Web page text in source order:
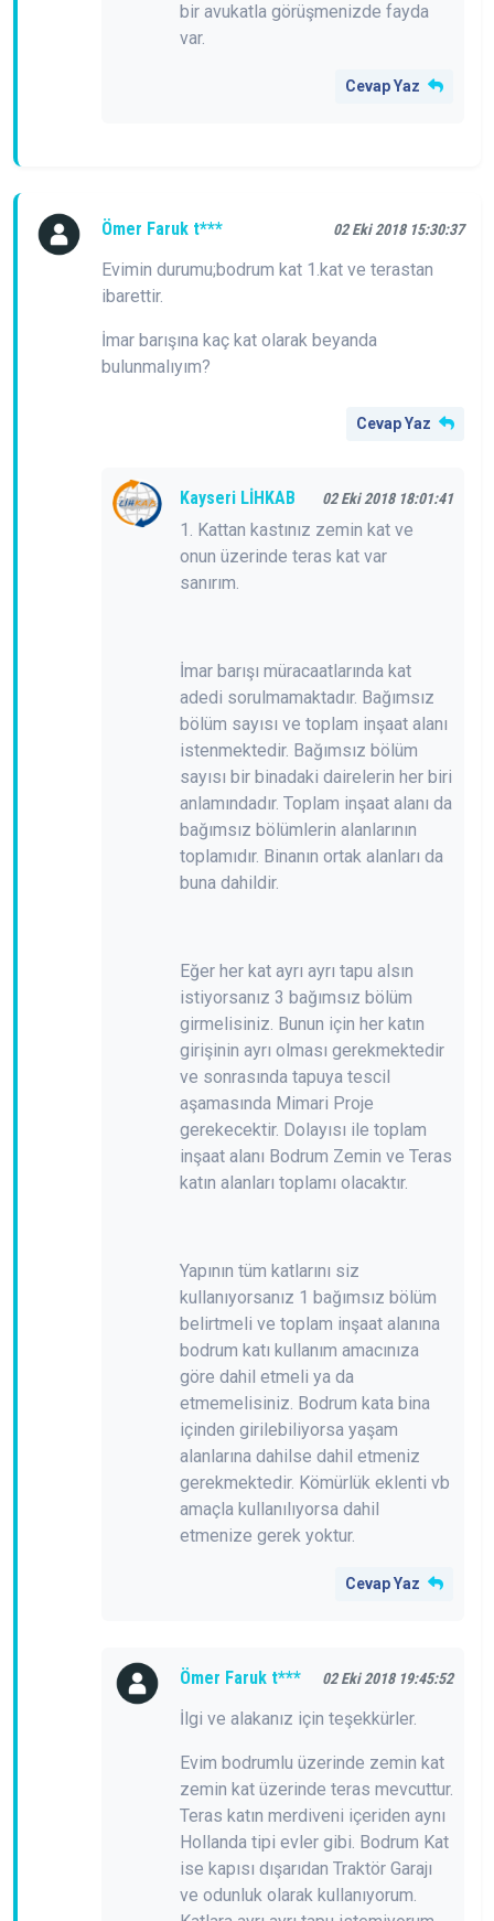
bir avukatla görüşmenizde fayda
var.
Cevap Yaz
Ömer Faruk t*** 02 Eki 2018 15:30:37
Evimin durumu;bodrum kat 1.kat ve terastan
ibarettir.
İmar barışına kaç kat olarak beyanda
bulunmalıyım?
Cevap Yaz
Kayseri LİHKAB 02 Eki 2018 18:01:41
1. Kattan kastınız zemin kat ve
onun üzerinde teras kat var
sanırım.
İmar barışı müracaatlarında kat
adedi sorulmamaktadır. Bağımsız
bölüm sayısı ve toplam inşaat alanı
istenmektedir. Bağımsız bölüm
sayısı bir binadaki dairelerin her biri
anlamındadır. Toplam inşaat alanı da
bağımsız bölümlerin alanlarının
toplamıdır. Binanın ortak alanları da
buna dahildir.
Eğer her kat ayrı ayrı tapu alsın
istiyorsanız 3 bağımsız bölüm
girmelisiniz. Bunun için her katın
girişinin ayrı olması gerekmektedir
ve sonrasında tapuya tescil
aşamasında Mimari Proje
gerekecektir. Dolayısı ile toplam
inşaat alanı Bodrum Zemin ve Teras
katın alanları toplamı olacaktır.
Yapının tüm katlarını siz
kullanıyorsanız 1 bağımsız bölüm
belirtmeli ve toplam inşaat alanına
bodrum katı kullanım amacınıza
göre dahil etmeli ya da
etmemelisiniz. Bodrum kata bina
içinden girilebiliyorsa yaşam
alanlarına dahilse dahil etmeniz
gerekmektedir. Kömürlük eklenti vb
amaçla kullanılıyorsa dahil
etmenize gerek yoktur.
Cevap Yaz
Ömer Faruk t*** 02 Eki 2018 19:45:52
İlgi ve alakanız için teşekkürler.
Evim bodrumlu üzerinde zemin kat
zemin kat üzerinde teras mevcuttur.
Teras katın merdiveni içeriden aynı
Hollanda tipi evler gibi. Bodrum Kat
ise kapısı dışarıdan Traktör Garajı
ve odunluk olarak kullanıyorum.